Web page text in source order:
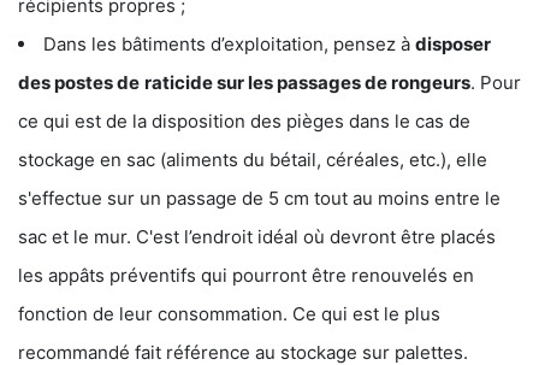
récipients propres ;
Dans les bâtiments d’exploitation, pensez à disposer
des postes de raticide sur les passages de rongeurs. Pour
ce qui est de la disposition des pièges dans le cas de
stockage en sac (aliments du bétail, céréales, etc.), elle
s'effectue sur un passage de 5 cm tout au moins entre le
sac et le mur. C'est l’endroit idéal où devront être placés
les appâts préventifs qui pourront être renouvelés en
fonction de leur consommation. Ce qui est le plus
recommandé fait référence au stockage sur palettes.